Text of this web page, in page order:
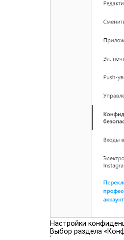
Настройки
Выбор раздела